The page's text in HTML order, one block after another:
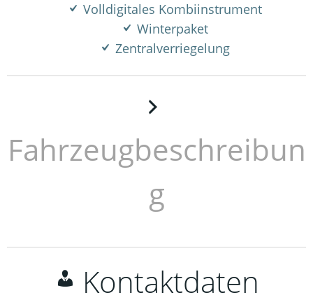
Volldigitales Kombiinstrument
Winterpaket
Zentralverriegelung
Fahrzeugbeschreibun
g
Kontaktdaten